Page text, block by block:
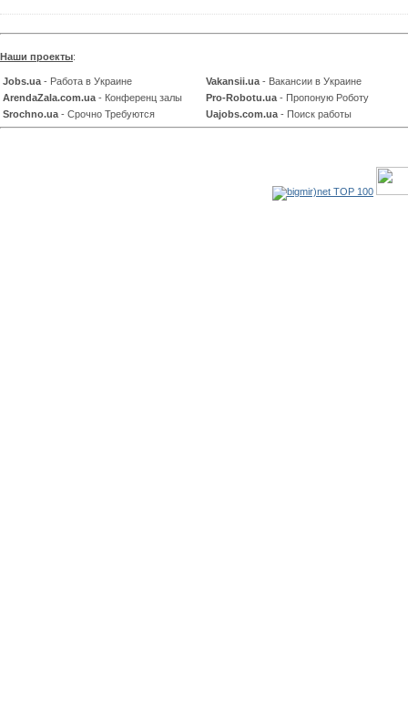
Наши проекты:
Jobs.ua - Работа в Украине Vakansii.ua - Вакансии в Украине
ArendaZala.com.ua - Конференц залы Pro-Robotu.ua - Пропоную Роботу
Srochno.ua - Срочно Требуются Uajobs.com.ua - Поиск работы